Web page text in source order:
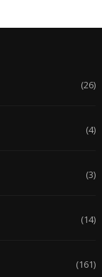
(26)
(4)
(3)
(14)
(161)